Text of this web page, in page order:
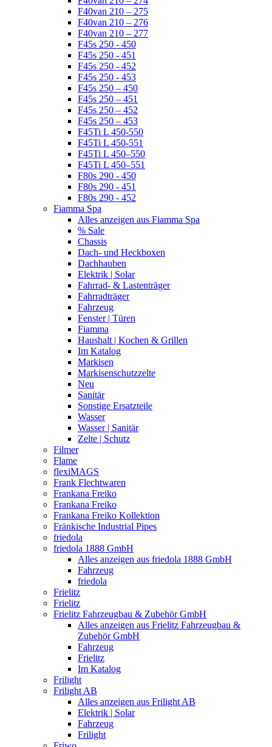
F40van 210 – 275
F40van 210 – 276
F40van 210 – 277
F45s 250 - 450
F45s 250 - 451
F45s 250 - 452
F45s 250 - 453
F45s 250 – 450
F45s 250 – 451
F45s 250 – 452
F45s 250 – 453
F45Ti L 450-550
F45Ti L 450-551
F45Ti L 450–550
F45Ti L 450–551
F80s 290 - 450
F80s 290 - 451
F80s 290 - 452
Fiamma Spa
Alles anzeigen aus Fiamma Spa
% Sale
Chassis
Dach- und Heckboxen
Dachhauben
Elektrik | Solar
Fahrrad- & Lastenträger
Fahrradträger
Fahrzeug
Fenster | Türen
Fiamma
Haushalt | Kochen & Grillen
Im Katalog
Markisen
Markisenschutzzelte
Neu
Sanitär
Sonstige Ersatzteile
Wasser
Wasser | Sanitär
Zelte | Schutz
Filmer
Flame
flexiMAGS
Frank Flechtwaren
Frankana Freiko
Frankana Freiko
Frankana Freiko Kollektion
Fränkische Industrial Pipes
friedola
friedola 1888 GmbH
Alles anzeigen aus friedola 1888 GmbH
Fahrzeug
friedola
Frielitz
Frielitz
Frielitz Fahrzeugbau & Zubehör GmbH
Alles anzeigen aus Frielitz Fahrzeugbau &
Zubehör GmbH
Fahrzeug
Frielitz
Im Katalog
Frilight
Frilight AB
Alles anzeigen aus Frilight AB
Elektrik | Solar
Fahrzeug
Frilight